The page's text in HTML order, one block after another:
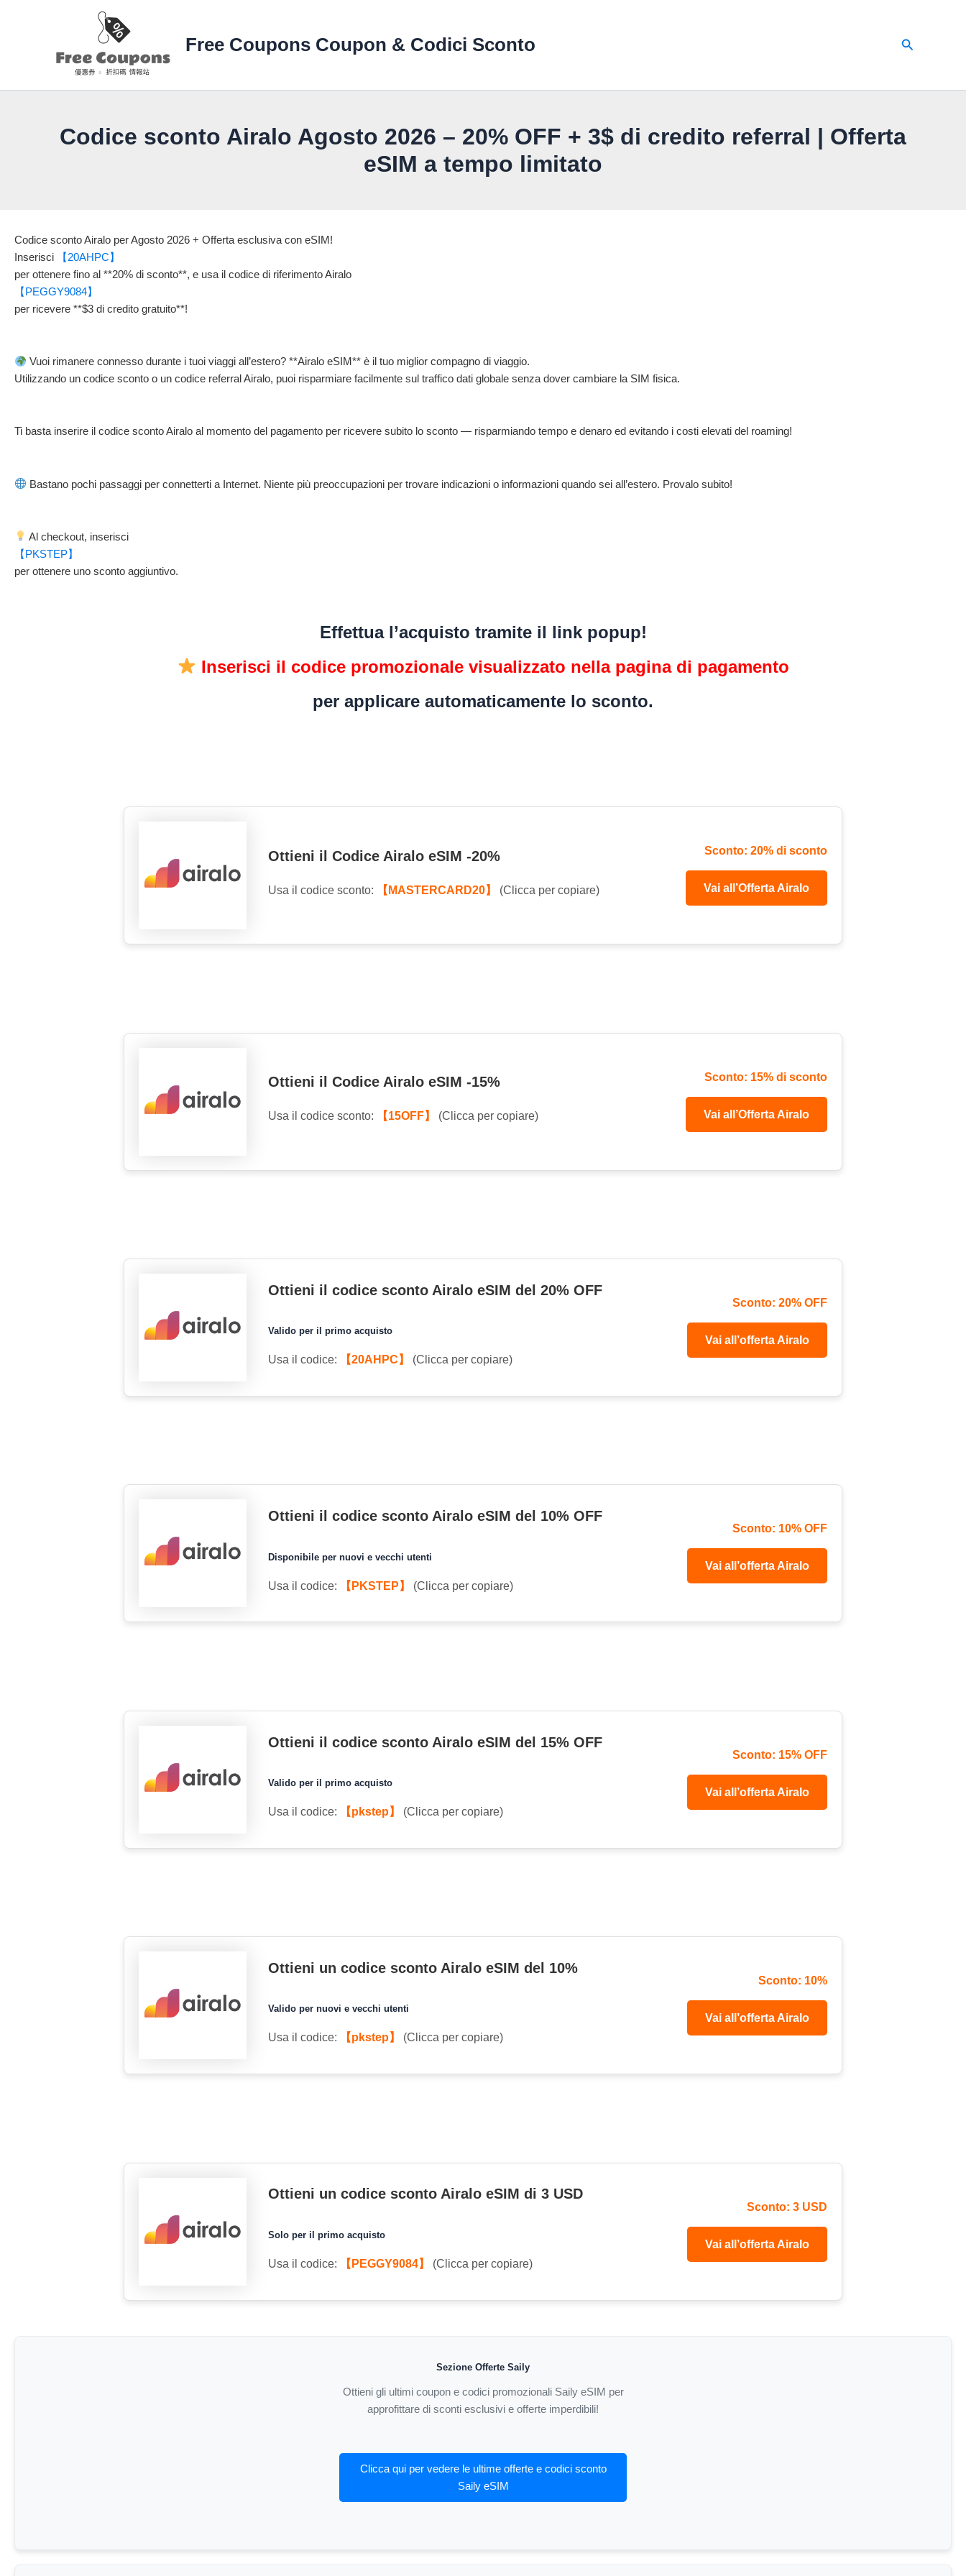
Free Coupons Coupon & Codici Sconto Cerca
Codice sconto Airalo Agosto 2026 – 20% OFF + 3$ di credito referral | Offerta
eSIM a tempo limitato
Codice sconto Airalo per Agosto 2026 + Offerta esclusiva con eSIM!
Inserisci
【20AHPC】
per ottenere fino al **20% di sconto**, e usa il codice di riferimento Airalo
【PEGGY9084】
per ricevere **$3 di credito gratuito**!
Vuoi rimanere connesso durante i tuoi viaggi all’estero? **Airalo eSIM** è il tuo miglior compagno di viaggio.
Utilizzando un codice sconto o un codice referral Airalo, puoi risparmiare facilmente sul traffico dati globale senza dover cambiare la SIM fisica.
Ti basta inserire il codice sconto Airalo al momento del pagamento per ricevere subito lo sconto — risparmiando tempo e denaro ed evitando i costi elevati del roaming!
Bastano pochi passaggi per connetterti a Internet. Niente più preoccupazioni per trovare indicazioni o informazioni quando sei all’estero. Provalo subito!
Al checkout, inserisci
【PKSTEP】
per ottenere uno sconto aggiuntivo.
Effettua l’acquisto tramite il link popup!
Inserisci il codice promozionale visualizzato nella pagina di pagamento
per applicare automaticamente lo sconto.
Ottieni il Codice Airalo eSIM -20%
Usa il codice sconto: 【MASTERCARD20】 (Clicca per copiare)
Sconto: 20% di sconto
Vai all’Offerta Airalo
Ottieni il Codice Airalo eSIM -15%
Usa il codice sconto: 【15OFF】 (Clicca per copiare)
Sconto: 15% di sconto
Vai all’Offerta Airalo
Ottieni il codice sconto Airalo eSIM del 20% OFF
Valido per il primo acquisto
Usa il codice: 【20AHPC】 (Clicca per copiare)
Sconto: 20% OFF
Vai all’offerta Airalo
Ottieni il codice sconto Airalo eSIM del 10% OFF
Disponibile per nuovi e vecchi utenti
Usa il codice: 【PKSTEP】 (Clicca per copiare)
Sconto: 10% OFF
Vai all’offerta Airalo
Ottieni il codice sconto Airalo eSIM del 15% OFF
Valido per il primo acquisto
Usa il codice: 【pkstep】 (Clicca per copiare)
Sconto: 15% OFF
Vai all’offerta Airalo
Ottieni un codice sconto Airalo eSIM del 10%
Valido per nuovi e vecchi utenti
Usa il codice: 【pkstep】 (Clicca per copiare)
Sconto: 10%
Vai all’offerta Airalo
Ottieni un codice sconto Airalo eSIM di 3 USD
Solo per il primo acquisto
Usa il codice: 【PEGGY9084】 (Clicca per copiare)
Sconto: 3 USD
Vai all’offerta Airalo
Sezione Offerte Saily
Ottieni gli ultimi coupon e codici promozionali Saily eSIM per
approfittare di sconti esclusivi e offerte imperdibili!
Clicca qui per vedere le ultime offerte e codici sconto
Saily eSIM